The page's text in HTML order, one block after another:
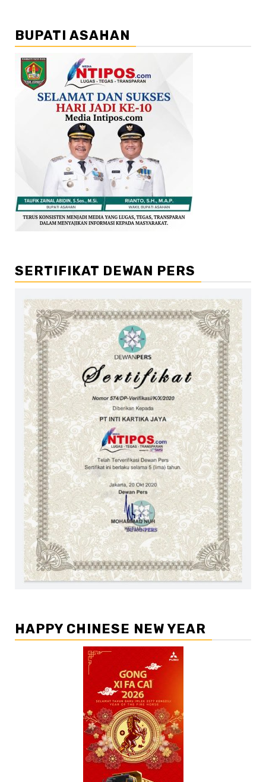
BUPATI ASAHAN
SERTIFIKAT DEWAN PERS
HAPPY CHINESE NEW YEAR